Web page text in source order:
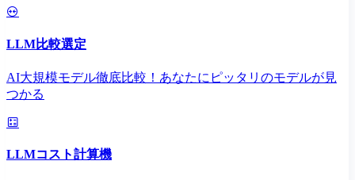
LLM比較選定
AI大規模モデル徹底比較！あなたにピッタリのモデルが見
つかる
LLMコスト計算機